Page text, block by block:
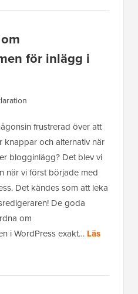
för inlägg i
frustrerad över att
knappar och alternativ när
blogginlägg? Det blev vi
när vi först började med
Det kändes som att leka
De goda
om
i WordPress exakt… Läs